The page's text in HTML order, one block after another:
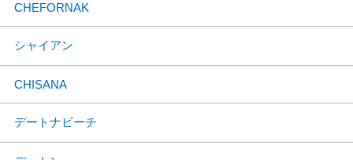
CHEFORNAK
シャイアン
CHISANA
デートナビーチ